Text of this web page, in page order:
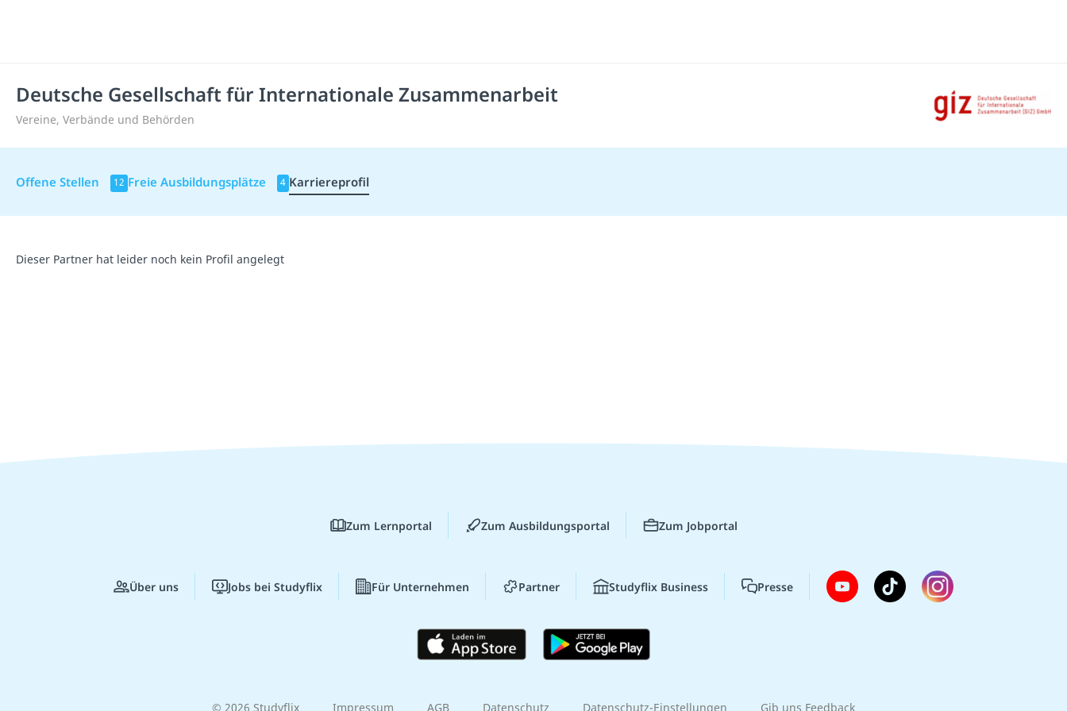
Deutsche Gesellschaft für Internationale Zusammenarbeit
Vereine, Verbände und Behörden
Offene Stellen 12 Freie Ausbildungsplätze 4 Karriereprofil
Dieser Partner hat leider noch kein Profil angelegt
Zum Lernportal Zum Ausbildungsportal Zum Jobportal
Über uns Jobs bei Studyflix Für Unternehmen Partner Studyflix Business Presse
© 2026 Studyflix Impressum AGB Datenschutz Datenschutz-Einstellungen Gib uns Feedback